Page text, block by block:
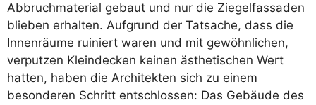
Abbruchmaterial gebaut und nur die Ziegelfassaden
blieben erhalten. Aufgrund der Tatsache, dass die
Innenräume ruiniert waren und mit gewöhnlichen,
verputzen Kleindecken keinen ästhetischen Wert
hatten, haben die Architekten sich zu einem
besonderen Schritt entschlossen: Das Gebäude des